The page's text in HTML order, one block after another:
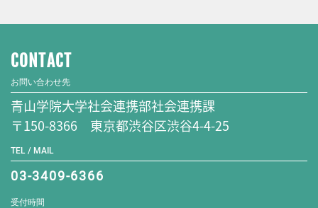
CONTACT
お問い合わせ先
青山学院大学社会連携部社会連携課
〒150-8366 東京都渋谷区渋谷4-4-25
TEL / MAIL
03-3409-6366
受付時間